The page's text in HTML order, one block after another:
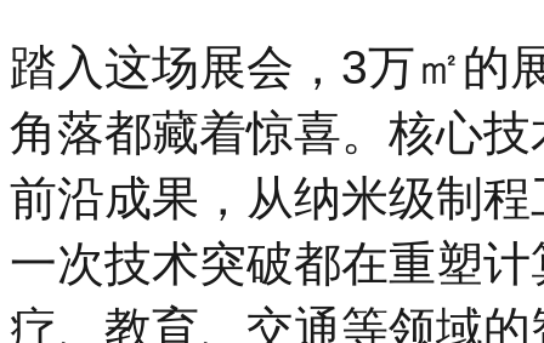
踏入这场展会，3万㎡的
角落都藏着惊喜。核心
前沿成果，从纳米级制
一次技术突破都在重塑
疗、教育、交通等领域